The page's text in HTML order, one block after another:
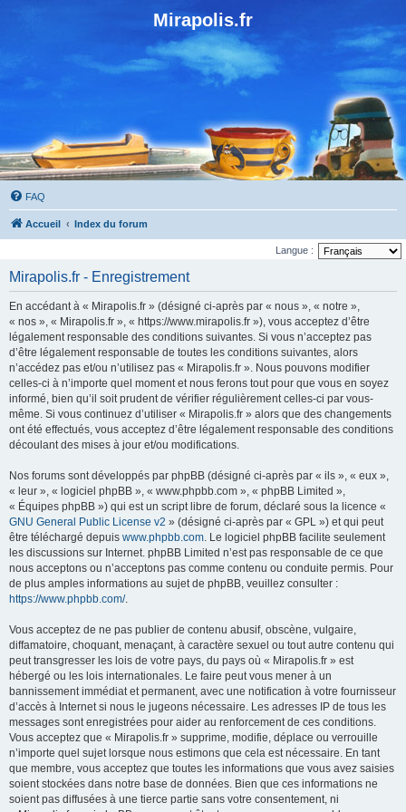
Mirapolis.fr
FAQ
Accueil Index du forum
Langue :
Mirapolis.fr - Enregistrement
En accédant à « Mirapolis.fr » (désigné ci-après par « nous », « notre »,
« nos », « Mirapolis.fr », « https://www.mirapolis.fr »), vous acceptez d’être
légalement responsable des conditions suivantes. Si vous n’acceptez pas
d’être légalement responsable de toutes les conditions suivantes, alors
n’accédez pas et/ou n’utilisez pas « Mirapolis.fr ». Nous pouvons modifier
celles-ci à n’importe quel moment et nous ferons tout pour que vous en soyez
informé, bien qu’il soit prudent de vérifier régulièrement celles-ci par vous-
même. Si vous continuez d’utiliser « Mirapolis.fr » alors que des changements
ont été effectués, vous acceptez d’être légalement responsable des conditions
découlant des mises à jour et/ou modifications.
Nos forums sont développés par phpBB (désigné ci-après par « ils », « eux »,
« leur », « logiciel phpBB », « www.phpbb.com », « phpBB Limited »,
« Équipes phpBB ») qui est un script libre de forum, déclaré sous la licence «
GNU General Public License v2 » (désigné ci-après par « GPL ») et qui peut
être téléchargé depuis www.phpbb.com. Le logiciel phpBB facilite seulement
les discussions sur Internet. phpBB Limited n’est pas responsable de ce que
nous acceptons ou n’acceptons pas comme contenu ou conduite permis. Pour
de plus amples informations au sujet de phpBB, veuillez consulter :
https://www.phpbb.com/.
Vous acceptez de ne pas publier de contenu abusif, obscène, vulgaire,
diffamatoire, choquant, menaçant, à caractère sexuel ou tout autre contenu qui
peut transgresser les lois de votre pays, du pays où « Mirapolis.fr » est
hébergé ou les lois internationales. Le faire peut vous mener à un
bannissement immédiat et permanent, avec une notification à votre fournisseur
d’accès à Internet si nous le jugeons nécessaire. Les adresses IP de tous les
messages sont enregistrées pour aider au renforcement de ces conditions.
Vous acceptez que « Mirapolis.fr » supprime, modifie, déplace ou verrouille
n’importe quel sujet lorsque nous estimons que cela est nécessaire. En tant
que membre, vous acceptez que toutes les informations que vous avez saisies
soient stockées dans notre base de données. Bien que ces informations ne
soient pas diffusées à une tierce partie sans votre consentement, ni